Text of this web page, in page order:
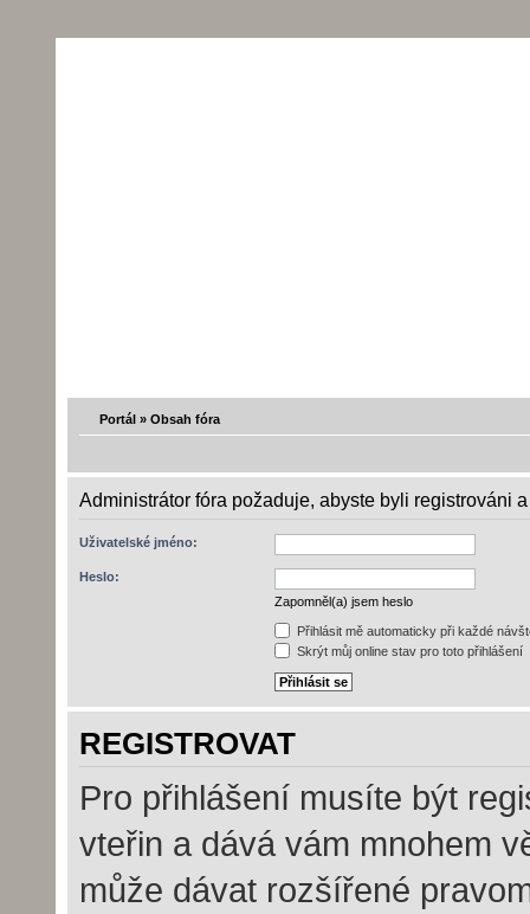
Portál» Obsah fóra
Administrátor fóra požaduje, abyste byli registrováni
Uživatelské jméno:
Heslo:
Zapomněl(a) jsem heslo
Přihlásit mě automaticky při každé
Skrýt můj online stav pro toto přihlášení
REGISTROVAT
Pro přihlášení musíte být
vteřin a dává vám mnohem
může dávat rozšířené